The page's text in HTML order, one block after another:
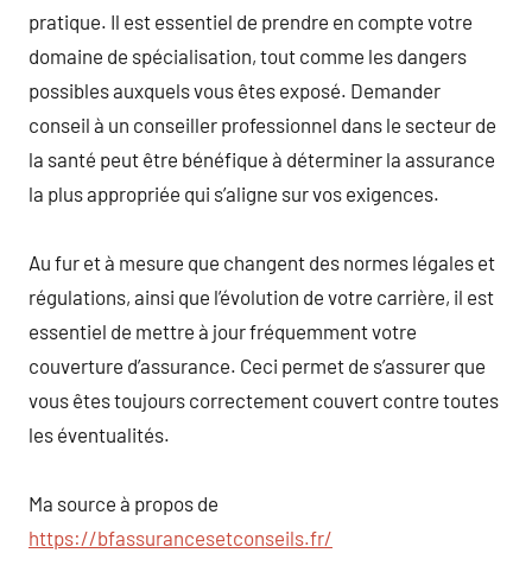
pratique. Il est essentiel de prendre en compte votre
domaine de spécialisation, tout comme les dangers
possibles auxquels vous êtes exposé. Demander
conseil à un conseiller professionnel dans le secteur de
la santé peut être bénéfique à déterminer la assurance
la plus appropriée qui s’aligne sur vos exigences.
Au fur et à mesure que changent des normes légales et
régulations, ainsi que l’évolution de votre carrière, il est
essentiel de mettre à jour fréquemment votre
couverture d’assurance. Ceci permet de s’assurer que
vous êtes toujours correctement couvert contre toutes
les éventualités.
Ma source à propos de
https://bfassurancesetconseils.fr/